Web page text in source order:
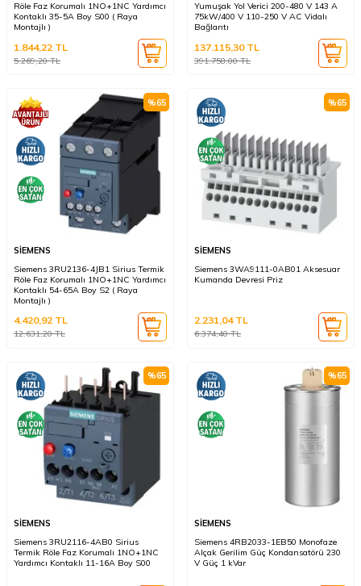
Röle Faz Korumalı 1NO+1NC Yardımcı
Kontaklı 35-5A Boy S00 ( Raya
Montajlı )
5.269,20TL
1.844,22 TL
Yumuşak Yol Verici 200-480 V 143 A
75kW/400 V 110-250 V AC Vidalı
Bağlantı
391.758,00TL
137.115,30TL
%65
SİEMENS
Siemens 3RU2136-4JB1 Sirius Termik
Röle Faz Korumalı 1NO+1NC Yardımcı
Kontaklı 54-65A Boy S2 ( Raya
Montajlı )
12.631,20TL
4.420,92 TL
%65
SİEMENS
Siemens 3WA9111-0AB01 Aksesuar
Kumanda Devresi Priz
6.374,40TL
2.231,04TL
%65
SİEMENS
Siemens 3RU2116-4AB0 Sirius
Termik Röle Faz Korumalı 1NO+1NC
Yardımcı Kontaklı 11-16A Boy S00
%65
SİEMENS
Siemens 4RB2033-1EB50 Monofaze
Alçak Gerilim Güç Kondansatörü 230
V Güç 1 kVar